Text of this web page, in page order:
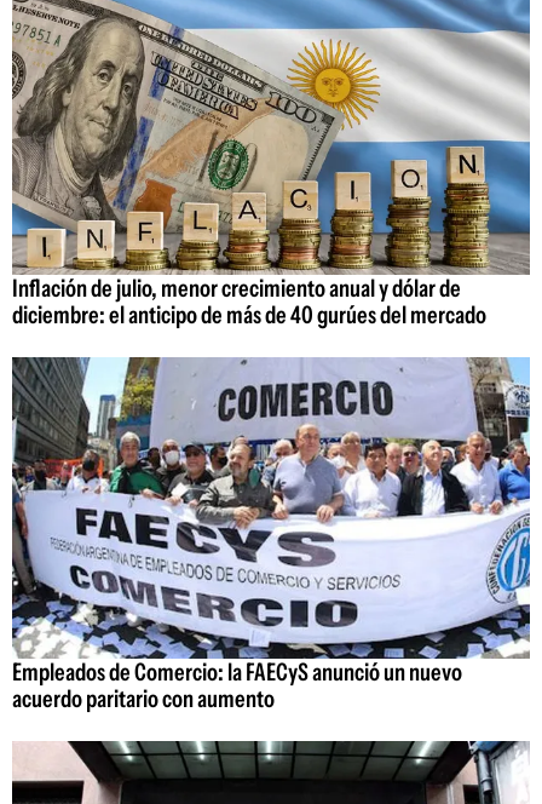
Inflación de julio, menor crecimiento anual y dólar de
diciembre: el anticipo de más de 40 gurúes del mercado
Empleados de Comercio: la FAECyS anunció un nuevo
acuerdo paritario con aumento